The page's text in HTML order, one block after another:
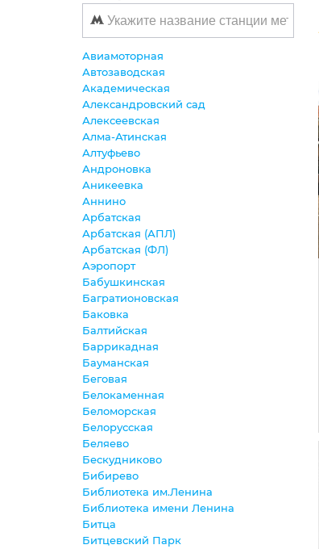
Авиамоторная
Автозаводская
Академическая
Александровский сад
Алексеевская
Алма-Атинская
Алтуфьево
Андроновка
Аникеевка
Аннино
Арбатская
Арбатская (АПЛ)
Арбатская (ФЛ)
Аэропорт
Бабушкинская
Багратионовская
Баковка
Балтийская
Баррикадная
Бауманская
Беговая
Белокаменная
Беломорская
Белорусская
Беляево
Бескудниково
Бибирево
Библиотека им.Ленина
Библиотека имени Ленина
Битца
Битцевский Парк